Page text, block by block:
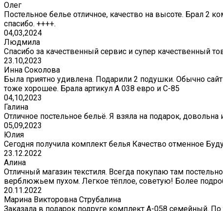
Олег
Постельное белье отличное, качество на высоте. Брал 2
спасибо. ++++.
04,03,2024
Людмила
Спасибо за качественный сервис и супер качественный
23.10,2023
Инна Соколова
Была приятно удивлена. Подарили 2 подушки. Обычно
тоже хорошее. Брала артикул А 038 евро и С-85
04,10,2023
Галина
Отличное постельное бельё. Я взяла на подарок,
05,09,2023
Юлия
Сегодня получила комплект белья Качество отменное
23.12.2022
Алина
Отличный магазин текстиля. Всегда покупаю там
верблюжьем пухом. Легкое тёплое, советую! Более
20.11.2022
Марина Викторовна Струбалина
Заказала в подарок подруге комплект А-058 семейный.